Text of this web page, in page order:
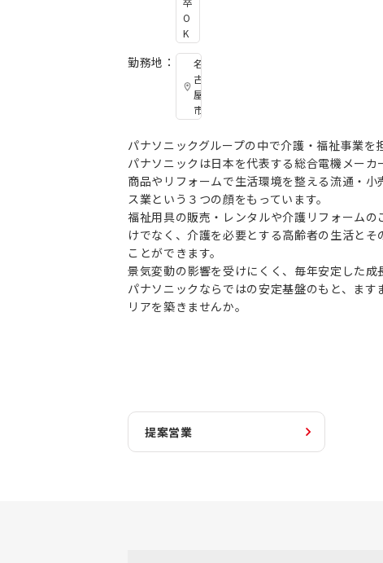
O
K
勤務地：
名
古
屋
市
パナソニックグループの中で介護・福祉事業を
パナソニックは日本を代表する総合電機メーカ
商品やリフォームで生活環境を整える流通・
ス業という３つの顔をもっています。
福祉用具の販売・レンタルや介護リフォーム
けでなく、介護を必要とする高齢者の生活と
ことができます。
景気変動の影響を受けにくく、毎年安定した成
パナソニックならではの安定基盤のもと、ま
リアを築きませんか。
提案営業